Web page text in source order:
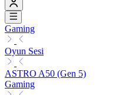
Gaming
Oyun Sesi
ASTRO A50 (Gen 5)
Gaming